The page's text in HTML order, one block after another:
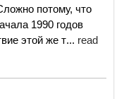
потому, что
1990 годов
этой же т... read